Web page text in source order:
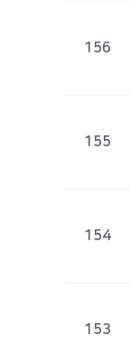
156
155
154
153